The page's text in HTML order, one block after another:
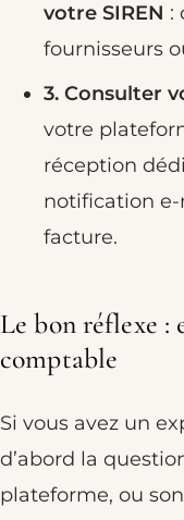
votre SIREN :
fournisseurs
3. Consulter
votre
réception
notification
facture.
Le bon réflexe :
comptable
Si vous avez un
d’abord la
plateforme, ou